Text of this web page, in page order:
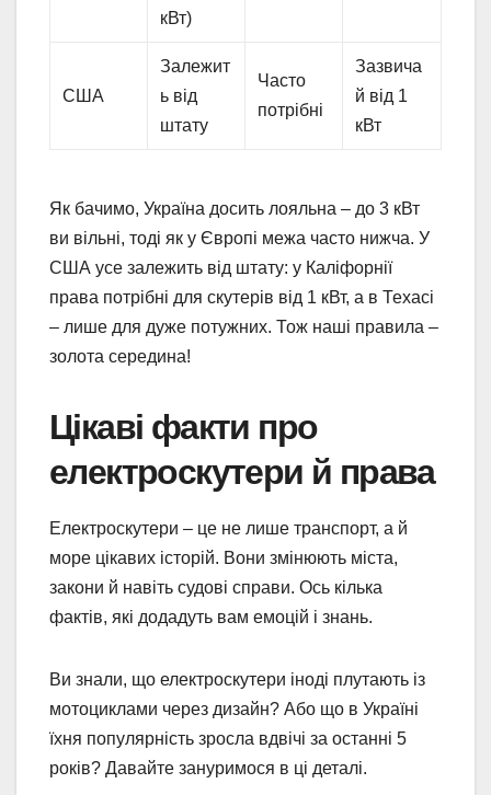
кВт)
США
Залежит
ь від
штату
Часто
потрібні
Зазвича
й від 1
кВт
Як бачимо, Україна досить лояльна – до 3 кВт
ви вільні, тоді як у Європі межа часто нижча. У
США усе залежить від штату: у Каліфорнії
права потрібні для скутерів від 1 кВт, а в Техасі
– лише для дуже потужних. Тож наші правила –
золота середина!
Цікаві факти про
електроскутери й права
Електроскутери – це не лише транспорт, а й
море цікавих історій. Вони змінюють міста,
закони й навіть судові справи. Ось кілька
фактів, які додадуть вам емоцій і знань.
Ви знали, що електроскутери іноді плутають із
мотоциклами через дизайн? Або що в Україні
їхня популярність зросла вдвічі за останні 5
років? Давайте зануримося в ці деталі.